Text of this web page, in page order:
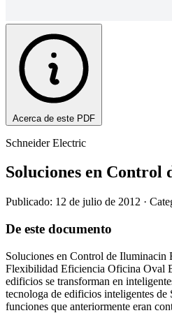
Acerca de este PDF
Schneider Electric
Soluciones en Control
Publicado: 12 de julio de 2012 ·
De este documento
Soluciones en Control de Iluminacin
Flexibilidad Eficiencia Oficina Oval
edificios se transforman en
tecnologa de edificios inteligentes de
funciones que anteriormente eran